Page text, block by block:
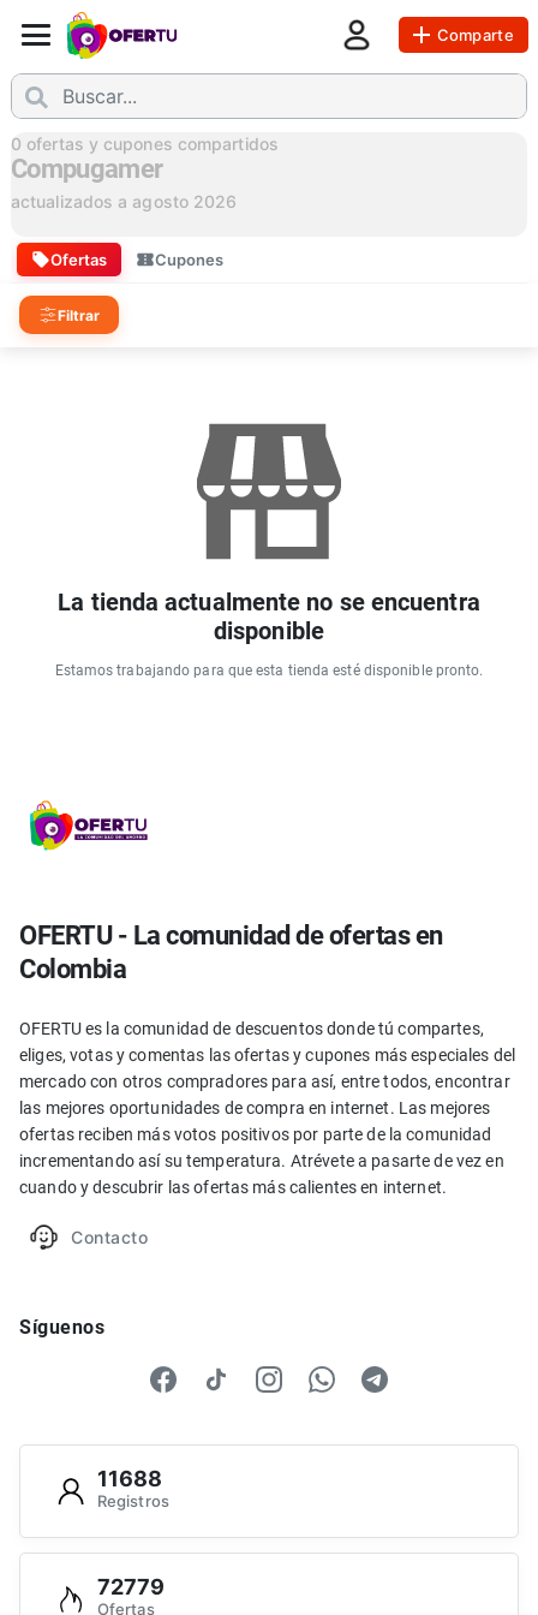
Comparte
0 ofertas y cupones compartidos
Compugamer
actualizados a agosto 2026
Ofertas Cupones
Filtrar
La tienda actualmente no se encuentra
disponible
Estamos trabajando para que esta tienda esté disponible pronto.
OFERTU - La comunidad de ofertas en
Colombia
OFERTU es la comunidad de descuentos donde tú compartes,
eliges, votas y comentas las ofertas y cupones más especiales del
mercado con otros compradores para así, entre todos, encontrar
las mejores oportunidades de compra en internet. Las mejores
ofertas reciben más votos positivos por parte de la comunidad
incrementando así su temperatura. Atrévete a pasarte de vez en
cuando y descubrir las ofertas más calientes en internet.
Contacto
Síguenos
11688
Registros
72779
Ofertas